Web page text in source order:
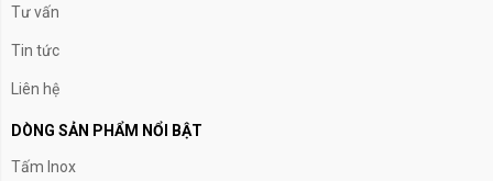
Tư vấn
Tin tức
Liên hệ
DÒNG SẢN PHẨM NỔI BẬT
Tấm Inox